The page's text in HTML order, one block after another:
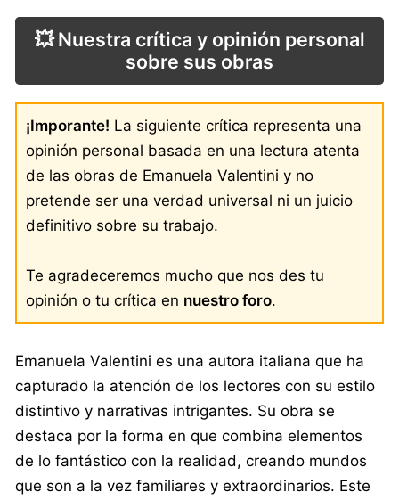
💥 Nuestra crítica y opinión personal
sobre sus obras
¡Imporante! La siguiente crítica representa una
opinión personal basada en una lectura atenta
de las obras de Emanuela Valentini y no
pretende ser una verdad universal ni un juicio
definitivo sobre su trabajo.
Te agradeceremos mucho que nos des tu
opinión o tu crítica en nuestro foro.
Emanuela Valentini es una autora italiana que ha
capturado la atención de los lectores con su estilo
distintivo y narrativas intrigantes. Su obra se
destaca por la forma en que combina elementos
de lo fantástico con la realidad, creando mundos
que son a la vez familiares y extraordinarios. Este